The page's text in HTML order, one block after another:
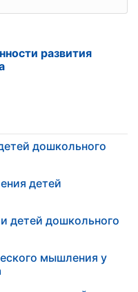
развития
дошкольного
детей
детей дошкольного
мышления у